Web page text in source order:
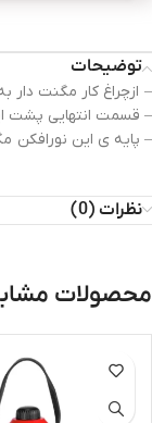
توضیحات
– ازچراغ کار مگنت دار
– قسمت انتهایی پشت
– پایه ی این نورافکن
نظرات (0)
محصولات